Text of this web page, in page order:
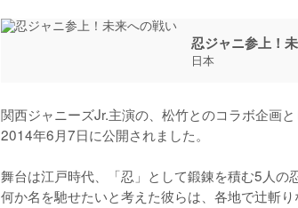
忍ジャニ参上！
日本
関西ジャニーズJr.主演の、松竹とのコラボ企画
2014年6月7日に公開されました。
舞台は江戸時代、「忍」として鍛錬を積む5人の
何か名を馳せたいと考えた彼らは、各地で辻斬